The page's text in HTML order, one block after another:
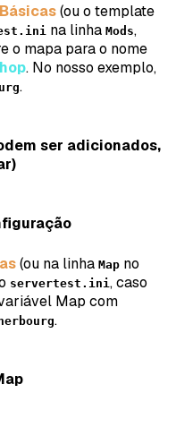
(ou o template
na linha Mods,
o mapa para o nome
. No nosso exemplo,
.
ser adicionados,
(ou na linha Map no
servertest.ini , caso
Map com
.